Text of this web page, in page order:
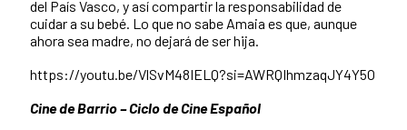
del País Vasco, y así compartir la responsabilidad de
cuidar a su bebé. Lo que no sabe Amaia es que, aunque
ahora sea madre, no dejará de ser hija.
https://youtu.be/VlSvM48IELQ?si=AWRQIhmzaqJY4Y5O
Cine de Barrio – Ciclo de Cine Español